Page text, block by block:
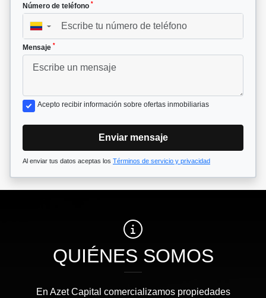
Número de teléfono *
▼
Mensaje *
Acepto recibir información sobre ofertas inmobiliarias
Enviar mensaje
Al enviar tus datos aceptas los Términos de servicio y privacidad
QUIÉNES SOMOS
En Azet Capital comercializamos propiedades